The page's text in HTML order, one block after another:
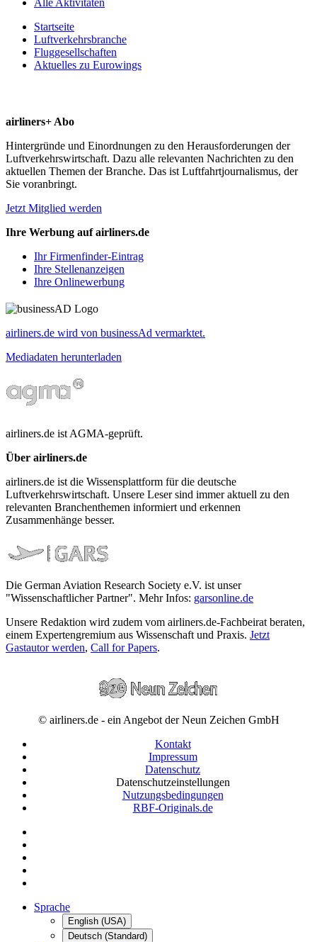
Startseite
Luftverkehrsbranche
Fluggesellschaften
Aktuelles zu Eurowings
airliners+ Abo
Hintergründe und Einordnungen zu den Herausforderungen der
Luftverkehrswirtschaft. Dazu alle relevanten Nachrichten zu den
aktuellen Themen der Branche. Das ist Luftfahrtjournalismus, der
Sie voranbringt.
Jetzt Mitglied werden
Ihre Werbung auf airliners.de
Ihr Firmenfinder-Eintrag
Ihre Stellenanzeigen
Ihre Onlinewerbung
airliners.de wird von businessAd vermarktet.
Mediadaten herunterladen
airliners.de ist AGMA-geprüft.
Über airliners.de
airliners.de ist die Wissensplattform für die deutsche
Luftverkehrswirtschaft. Unsere Leser sind immer aktuell zu den
relevanten Branchenthemen informiert und erkennen
Zusammenhänge besser.
Die German Aviation Research Society e.V. ist unser
"Wissenschaftlicher Partner". Mehr Infos: garsonline.de
Unsere Redaktion wird zudem vom airliners.de-Fachbeirat beraten,
einem Expertengremium aus Wissenschaft und Praxis. Jetzt
Gastautor werden, Call for Papers.
© airliners.de - ein Angebot der Neun Zeichen GmbH
Kontakt
Impressum
Datenschutz
Datenschutzeinstellungen
Nutzungsbedingungen
RBF-Originals.de
Sprache
English (USA)
Deutsch (Standard)